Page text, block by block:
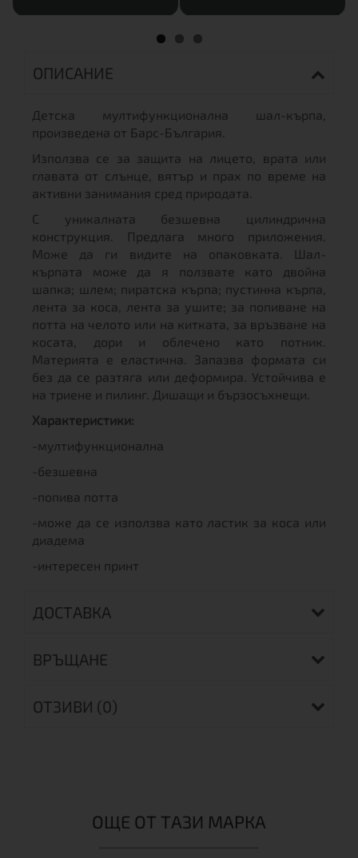
ОПИСАНИЕ
Детска мултифункционална шал-кърпа,
произведена от Барс-България.
Използва се за защита на лицето, врата или
главата от слънце, вятър и прах по време на
активни занимания сред природата.
С уникалната безшевна цилиндрична
конструкция. Предлага много приложения.
Може да ги видите на опаковката. Шал-
кърпата може да я ползвате като двойна
шапка; шлем; пиратска кърпа; пустинна кърпа,
лента за коса, лента за ушите; за попиване на
потта на челото или на китката, за връзване на
косата, дори и облечено като потник.
Материята е еластична. Запазва формата си
без да се разтяга или деформира. Устойчива е
на триене и пилинг. Дишащи и бързосъхнещи.
Характеристики:
-мултифункционална
-безшевна
-попива потта
-може да се използва като ластик за коса или
диадема
-интересен принт
ДОСТАВКА
ВРЪЩАНЕ
ОТЗИВИ (0)
ОЩЕ ОТ ТАЗИ МАРКА